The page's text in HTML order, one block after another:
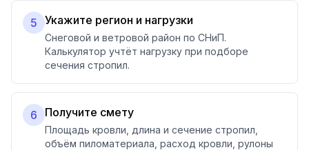
5 Укажите регион и нагрузки
Снеговой и ветровой район по СНиП.
Калькулятор учтёт нагрузку при подборе
сечения стропил.
6 Получите смету
Площадь кровли, длина и сечение стропил,
объём пиломатериала, расход кровли, рулоны